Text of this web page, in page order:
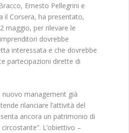
Ernesto Pellegrini e
il Corsera, ha presentato,
maggio, per rilevare le
dovrebbe
interessata e che dovrebbe
partecipazioni dirette di
nuovo management già
rilanciare l’attività del
ancora un patrimonio di
L’obiettivo –